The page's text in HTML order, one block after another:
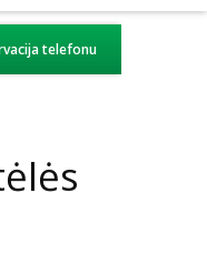
telefonu